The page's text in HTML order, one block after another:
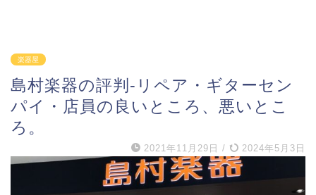
楽器屋
島村楽器の評判-リペア・ギターセン
パイ・店員の良いところ、悪いとこ
ろ。
2021年11月29日 / 2024年5月3日